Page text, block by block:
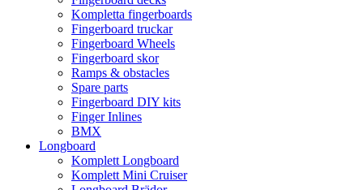
Kompletta fingerboards
Fingerboard truckar
Fingerboard Wheels
Fingerboard skor
Ramps & obstacles
Spare parts
Fingerboard DIY kits
Finger Inlines
BMX
Longboard
Komplett Longboard
Komplett Mini Cruiser